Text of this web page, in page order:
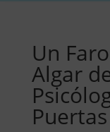
Un
Algar
Puertas